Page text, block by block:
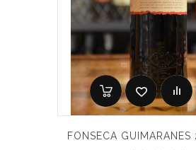
FONSECA